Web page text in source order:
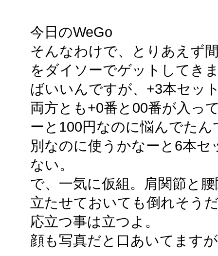
今日のWeGo
そんなわけで、とりあえず
をダイソーでゲットしてき
ばいいんですが、+3本セッ
両方とも+0番と00番が入っ
ーと100円なのに悩んでた
別なのに使うかなーと6本
ない。
で、一気に仮組。肩関節と
立たせておいても倒れそう
応立つ事は立つよ。
顔も写真だと口あいてます